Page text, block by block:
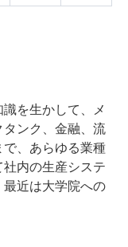
を生かして、メ
ンク、金融、流
、あらゆる業種
内の生産システ
最近は大学院への